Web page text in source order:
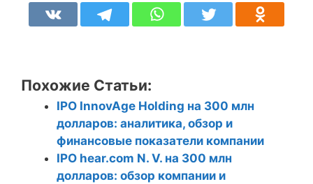
Похожие Статьи:
IPO InnovAge Holding на 300 млн
долларов: аналитика, обзор и
финансовые показатели компании
IPO hear.com N. V. на 300 млн
долларов: обзор компании и